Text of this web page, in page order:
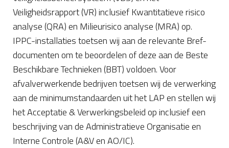
Veiligheidsrapport (VR) inclusief Kwantitatieve risico
analyse (QRA) en Milieurisico analyse (MRA) op.
IPPC-installaties toetsen wij aan de relevante Bref-
documenten om te beoordelen of deze aan de Beste
Beschikbare Technieken (BBT) voldoen. Voor
afvalverwerkende bedrijven toetsen wij de verwerking
aan de minimumstandaarden uit het LAP en stellen wij
het Acceptatie & Verwerkingsbeleid op inclusief een
beschrijving van de Administratieve Organisatie en
Interne Controle (A&V en AO/IC).